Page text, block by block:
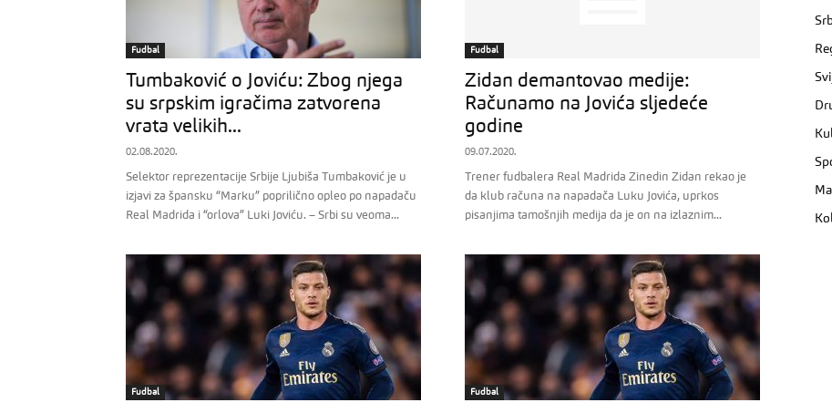
Fudbal
Tumbaković o Joviću: Zbog njega
su srpskim igračima zatvorena
vrata velikih...
02.08.2020.
Selektor reprezentacije Srbije Ljubiša Tumbaković je u
izjavi za špansku “Marku” poprilično opleo po napadaču
Real Madrida i “orlova” Luki Joviću. – Srbi su veoma...
Fudbal
Zidan demantovao medije:
Računamo na Jovića sljedeće
godine
09.07.2020.
Trener fudbalera Real Madrida Zinedin Zidan rekao je
da klub računa na napadača Luku Jovića, uprkos
pisanjima tamošnjih medija da je on na izlaznim...
Fudbal Fudbal